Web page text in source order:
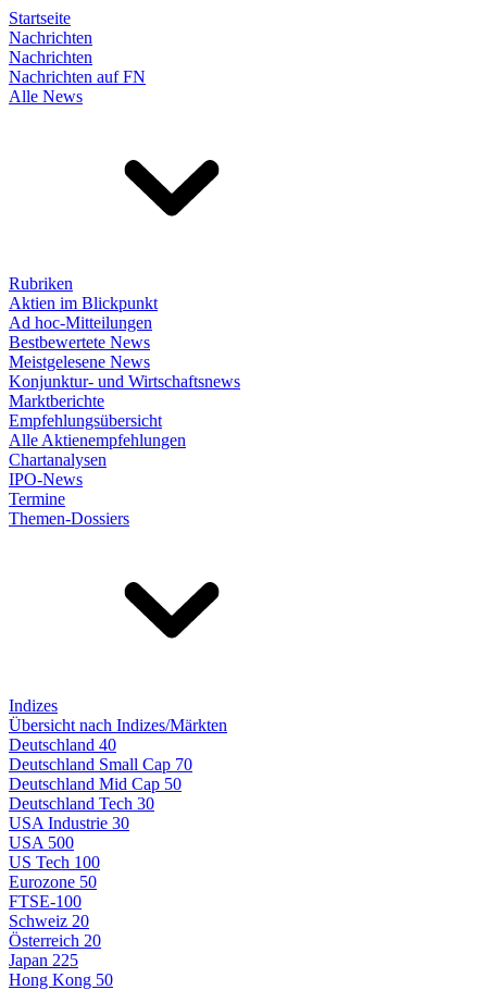
Startseite
Nachrichten
Nachrichten
Nachrichten auf FN
Alle News
Rubriken
Aktien im Blickpunkt
Ad hoc-Mitteilungen
Bestbewertete News
Meistgelesene News
Konjunktur- und Wirtschaftsnews
Marktberichte
Empfehlungsübersicht
Alle Aktienempfehlungen
Chartanalysen
IPO-News
Termine
Themen-Dossiers
Indizes
Übersicht nach Indizes/Märkten
Deutschland 40
Deutschland Small Cap 70
Deutschland Mid Cap 50
Deutschland Tech 30
USA Industrie 30
USA 500
US Tech 100
Eurozone 50
FTSE-100
Schweiz 20
Österreich 20
Japan 225
Hong Kong 50